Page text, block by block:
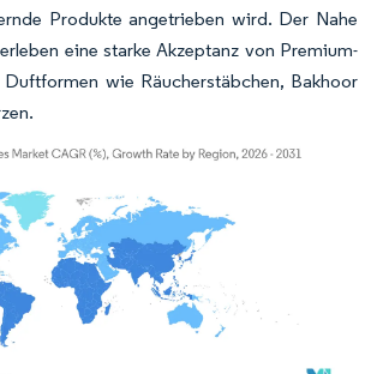
Produkte angetrieben wird. Der Nahe
eine starke Akzeptanz von Premium-
wie Räucherstäbchen, Bakhoor